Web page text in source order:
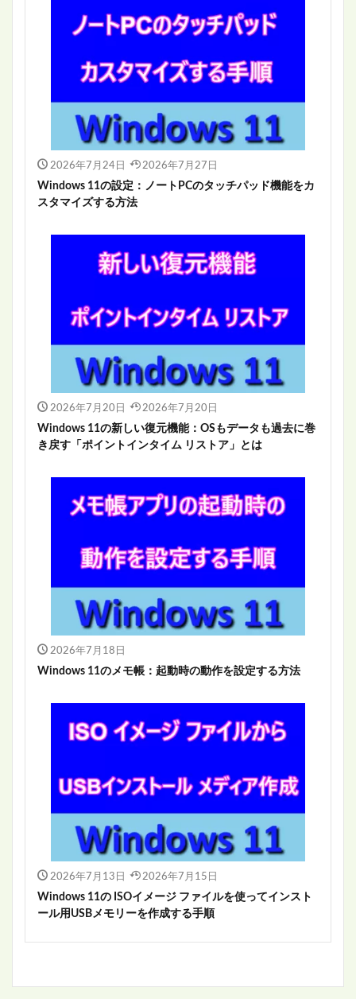
2026年7月24日 2026年7月27日
Windows 11の設定：ノートPCのタッチパッド機能をカ
スタマイズする方法
2026年7月20日 2026年7月20日
Windows 11の新しい復元機能：OSもデータも過去に巻
き戻す「ポイントインタイム リストア」とは
2026年7月18日
Windows 11のメモ帳：起動時の動作を設定する方法
2026年7月13日 2026年7月15日
Windows 11の ISOイメージ ファイルを使ってインスト
ール用USBメモリーを作成する手順